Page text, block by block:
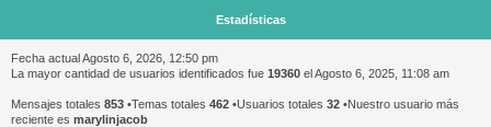
Estadísticas
Fecha actual Agosto 6, 2026, 12:50 pm
La mayor cantidad de usuarios identificados fue 19360 el Agosto 6, 2025, 11:08 am
Mensajes totales 853 •Temas totales 462 •Usuarios totales 32 •Nuestro usuario más
reciente es marylinjacob